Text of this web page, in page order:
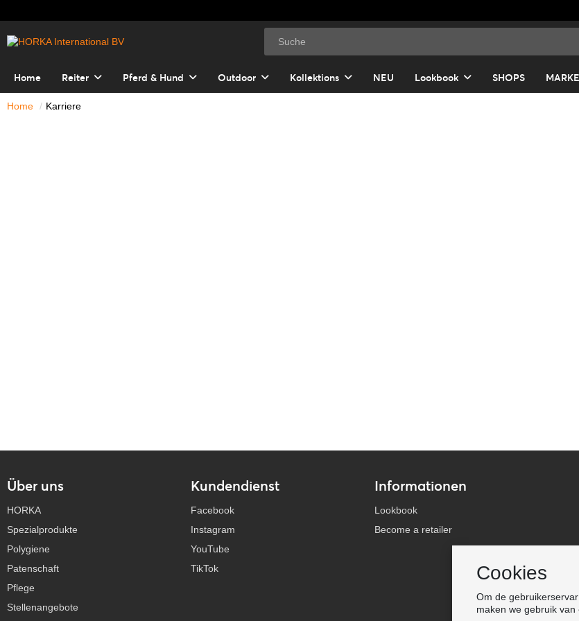
Cookies
Om de
maken we gebruik
Home Reiter Pferd & Hund Outdoor Kollektions NEU Lookbook SHOPS
Home Karriere
Über uns
HORKA
Spezialprodukte
Polygiene
Patenschaft
Pflege
Stellenangebote
Kundendienst
Facebook
Instagram
YouTube
TikTok
Informationen
Lookbook
Become a retailer